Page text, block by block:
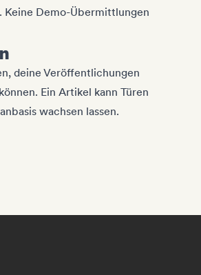
Keine Demo-Übermittlungen
deine Veröffentlichungen
Ein Artikel kann Türen
wachsen lassen.